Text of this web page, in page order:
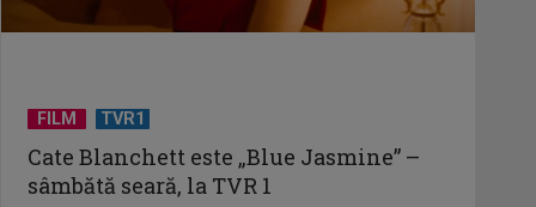
FILM TVR1
Cate Blanchett este „Blue Jasmine” –
sâmbătă seară, la TVR 1